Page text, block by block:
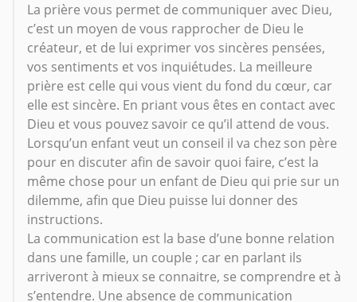
La prière vous permet de communiquer avec Dieu,
c’est un moyen de vous rapprocher de Dieu le
créateur, et de lui exprimer vos sincères pensées,
vos sentiments et vos inquiétudes. La meilleure
prière est celle qui vous vient du fond du cœur, car
elle est sincère. En priant vous êtes en contact avec
Dieu et vous pouvez savoir ce qu’il attend de vous.
Lorsqu’un enfant veut un conseil il va chez son père
pour en discuter afin de savoir quoi faire, c’est la
même chose pour un enfant de Dieu qui prie sur un
dilemme, afin que Dieu puisse lui donner des
instructions.
La communication est la base d’une bonne relation
dans une famille, un couple ; car en parlant ils
arriveront à mieux se connaitre, se comprendre et à
s’entendre. Une absence de communication